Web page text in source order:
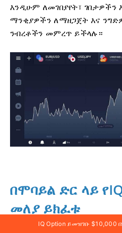
እንዲሁም ለመገበያየት፣ ገበታዎችን
ማንቂያዎችን ለማዘጋጀት እና
ንብረቶችን መምረጥ ይችላሉ።
በሞባይል ድር ላይ
መለያ ይክፈቱ
IQ Option ይመዝገቡ $10,000